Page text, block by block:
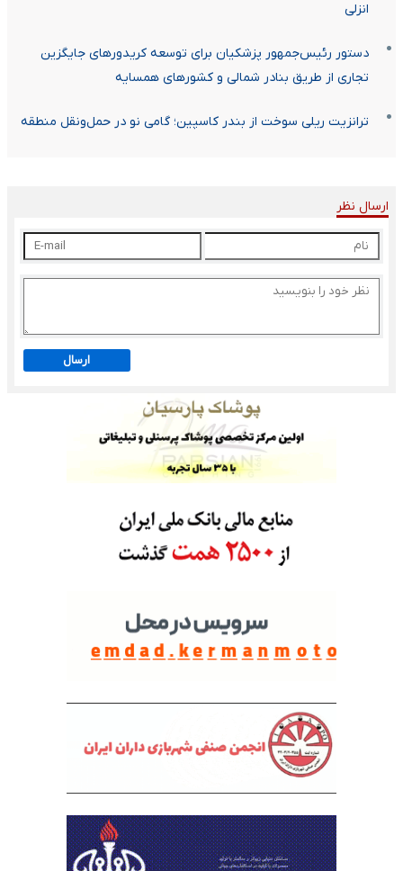
انزلی
دستور رئیس‌جمهور پزشکیان برای توسعه کریدورهای جایگزین
تجاری از طریق بنادر شمالی و کشورهای همسایه
ترانزیت ریلی سوخت از بندر کاسپین؛ گامی نو در حمل‌ونقل منطقه
ارسال نظر
ارسال